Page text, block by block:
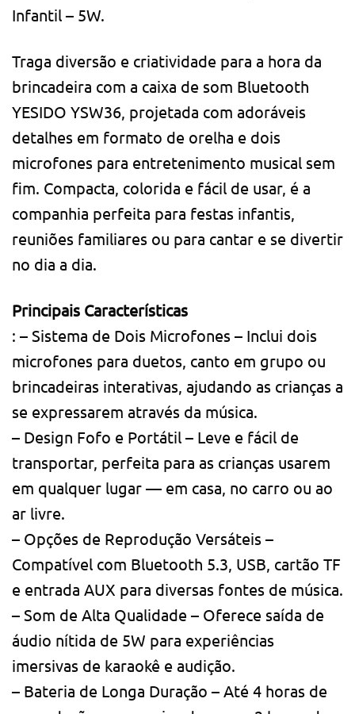
Infantil – 5W.
Traga diversão e criatividade para a hora da
brincadeira com a caixa de som Bluetooth
YESIDO YSW36, projetada com adoráveis ​​
detalhes em formato de orelha e dois
microfones para entretenimento musical sem
fim. Compacta, colorida e fácil de usar, é a
companhia perfeita para festas infantis,
reuniões familiares ou para cantar e se divertir
no dia a dia.
Principais Características
: – Sistema de Dois Microfones – Inclui dois
microfones para duetos, canto em grupo ou
brincadeiras interativas, ajudando as crianças a
se expressarem através da música.
– Design Fofo e Portátil – Leve e fácil de
transportar, perfeita para as crianças usarem
em qualquer lugar — em casa, no carro ou ao
ar livre.
– Opções de Reprodução Versáteis –
Compatível com Bluetooth 5.3, USB, cartão TF
e entrada AUX para diversas fontes de música.
– Som de Alta Qualidade – Oferece saída de
áudio nítida de 5W para experiências
imersivas de karaokê e audição.
– Bateria de Longa Duração – Até 4 horas de